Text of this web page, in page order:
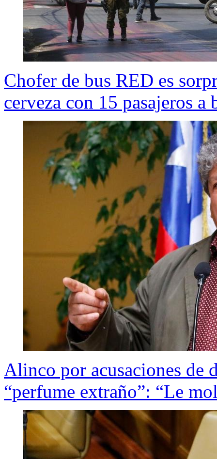
Chofer de bus RED es
cerveza con 15 pasajeros a
Alinco por acusaciones de
“perfume extraño”: “Le